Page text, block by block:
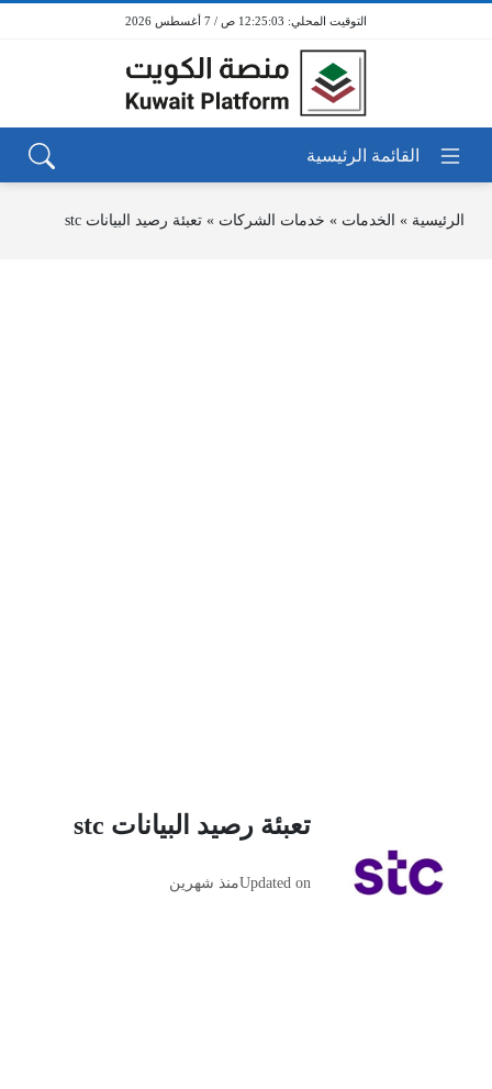
12:25:03 ص / 7 أغسطس 2026
الرئيسية » الخدمات » خدمات الشركات » تعبئة رصيد البيانات stc
تعبئة رصيد البيانات stc
Updated onمنذ شهرين